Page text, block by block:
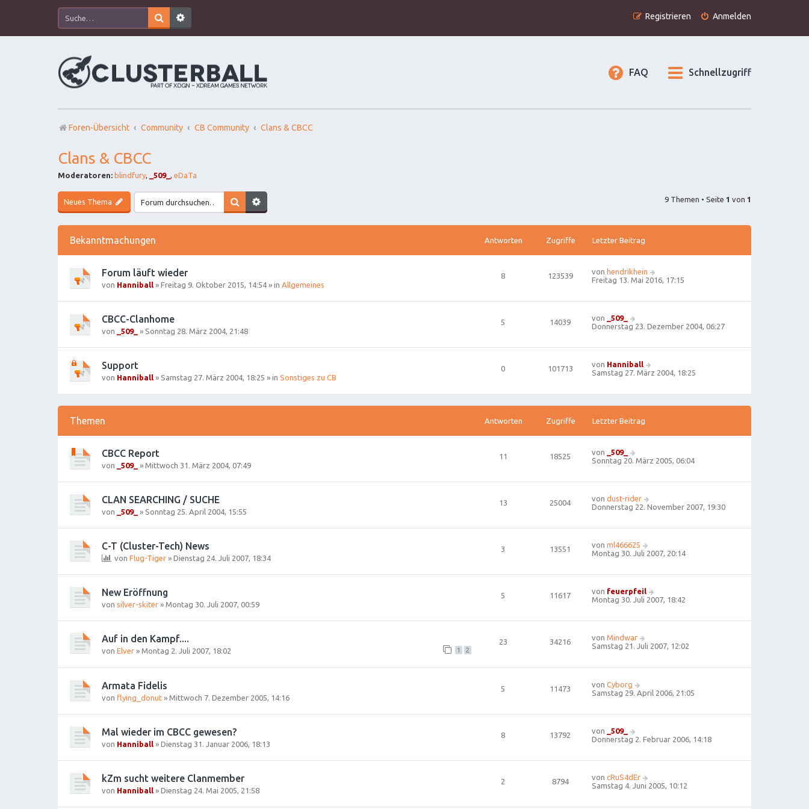
Anmelden
Registrieren
Schnellzugriff
FAQ
Foren-Übersicht Community CB Community Clans & CBCC
Clans & CBCC
Moderatoren: blindfury, _509_ , eDaTa
Neues Thema 9 Themen • Seite 1 von 1
Bekanntmachungen Antworten Zugriffe Letzter Beitrag
Forum läuft wieder
von Hanniball » Freitag 9. Oktober 2015, 14:54 » in Allgemeines
8 123539 von hendrikhein
Freitag 13. Mai 2016, 17:15
CBCC-Clanhome
von _509_ » Sonntag 28. März 2004, 21:48
5 14039 von
_509_
Donnerstag 23. Dezember 2004, 06:27
Support
von Hanniball » Samstag 27. März 2004, 18:25 » in Sonstiges zu CB
0 101713 von Hanniball
Samstag 27. März 2004, 18:25
Themen Antworten Zugriffe Letzter Beitrag
CBCC Report
von _509_ » Mittwoch 31. März 2004, 07:49
11 18525 von
_509_
Sonntag 20. März 2005, 06:04
CLAN SEARCHING / SUCHE
von _509_ » Sonntag 25. April 2004, 15:55
13 25004 von dust-rider
Donnerstag 22. November 2007, 19:30
C-T (Cluster-Tech) News
von Flug-Tiger » Dienstag 24. Juli 2007, 18:34
3 13551 von ml466625
Montag 30. Juli 2007, 20:14
New Eröffnung
von silver-skiter » Montag 30. Juli 2007, 00:59
5 11617 von feuerpfeil
Montag 30. Juli 2007, 18:42
Auf in den Kampf....
von Elver » Montag 2. Juli 2007, 18:02 1 2
23 34216 von Mindwar
Samstag 21. Juli 2007, 12:02
Armata Fidelis
von flying_donut » Mittwoch 7. Dezember 2005, 14:16
5 11473 von Cyborg
Samstag 29. April 2006, 21:05
Mal wieder im CBCC gewesen?
von Hanniball » Dienstag 31. Januar 2006, 18:13
8 13792 von
_509_
Donnerstag 2. Februar 2006, 14:18
kZm sucht weitere Clanmember
von Hanniball » Dienstag 24. Mai 2005, 21:58
2 8794 von cRuS4dEr
Samstag 4. Juni 2005, 10:12